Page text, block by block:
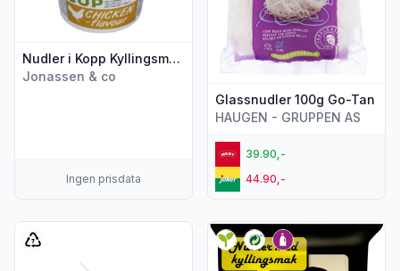
Nudler i Kopp Kyllingsmak Gl.Fri 48g Stahlberg
Jonassen & co
Ingen prisdata
Glassnudler 100g Go-Tan
HAUGEN - GRUPPEN AS
39.90,-
44.90,-
Vis flere detaljer for produktet "Santa Maria Hvete
Vis flere detaljer for